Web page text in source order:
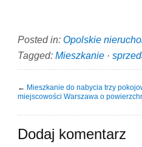
Posted in: Opolskie
Tagged: Mieszkanie ·
← Mieszkanie do nabycia trzy
miejscowości Warszawa o
Dodaj komentarz